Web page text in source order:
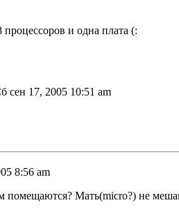
и одна плата (:
сен 17, 2005 10:51 am
8:56 am
помещаются? Мать(micro?) не